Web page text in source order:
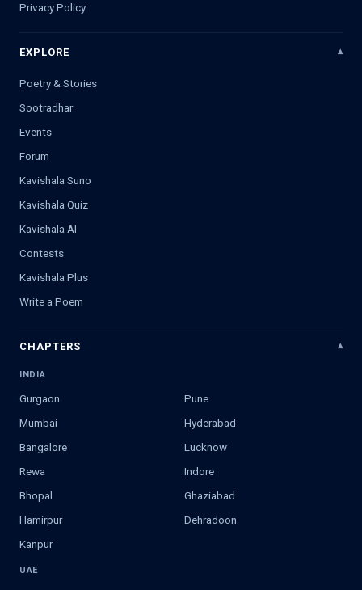
Privacy Policy
EXPLORE
Poetry & Stories
Sootradhar
Events
Forum
Kavishala Suno
Kavishala Quiz
Kavishala AI
Contests
Kavishala Plus
Write a Poem
CHAPTERS
INDIA
Gurgaon
Pune
Mumbai
Hyderabad
Bangalore
Lucknow
Rewa
Indore
Bhopal
Ghaziabad
Hamirpur
Dehradoon
Kanpur
UAE